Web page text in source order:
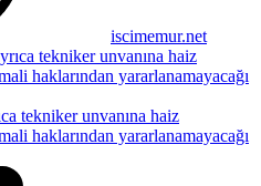
iscimemur.net
tekniker unvanına haiz
haklarından yararlanamayacağı